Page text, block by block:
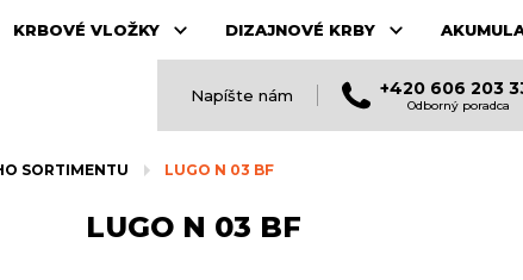
KRBOVÉ VLOŽKY DIZAJNOVÉ KRBY
Napíšte nám +420 606 203
Odborný poradca
SORTIMENTU LUGO N 03 BF
LUGO N 03 BF